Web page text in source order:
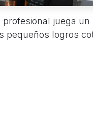
juega un
pequeños logros